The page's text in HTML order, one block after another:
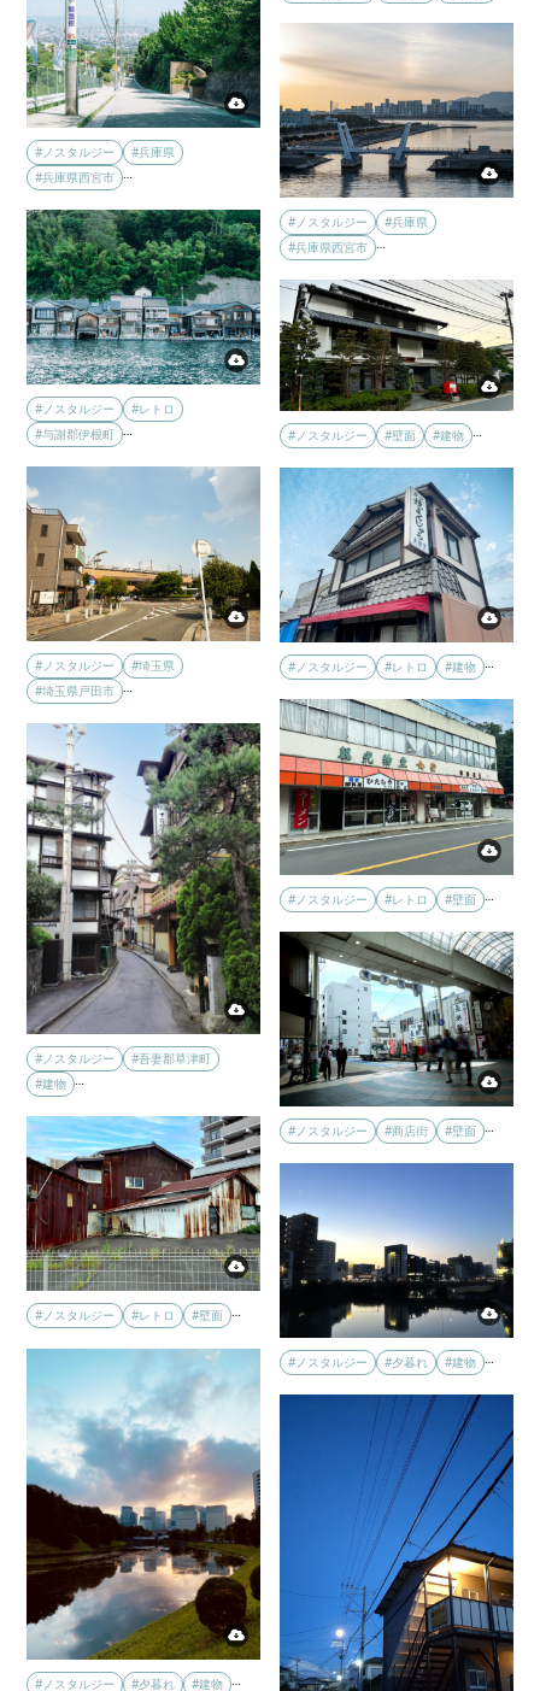
#ノスタルジー
#兵庫県
#兵庫県西宮市
#ノスタルジー
#兵庫県
#兵庫県西宮市 …
#ノスタルジー
#レトロ
#与謝郡伊根町
#ノスタルジー #壁面 #建物 …
#ノスタルジー
#埼玉県
#埼玉県戸田市 …
#ノスタルジー #レトロ #建物 …
#ノスタルジー #レトロ #壁面
#ノスタルジー
#吾妻郡草津町
#建物 …
#ノスタルジー #商店街 #壁面
#ノスタルジー #レトロ #壁面 …
#ノスタルジー #夕暮れ #建物 …
#ノスタルジー #夕暮れ #建物